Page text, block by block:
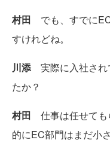
村田 でも、すでに
すけれどね。
川添 実際に入社され
たか？
村田 仕事は任せても
的にEC部門はまだ小